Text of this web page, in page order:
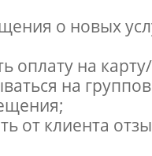
о новых
оплату на
на
от клиента